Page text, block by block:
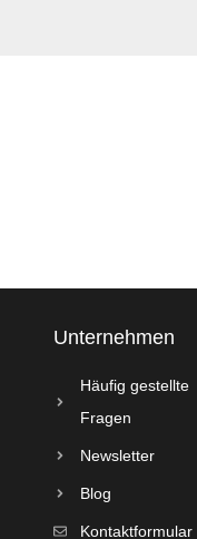
Unternehmen
Häufig gestellte
Fragen
Newsletter
Blog
Kontaktformular